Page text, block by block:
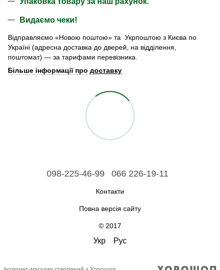
Видаємо чеки!
Відправляємо «Новою поштою» та Укрпоштою з Києва по
Україні (адресна доставка до дверей, на відділення,
поштомат) — за тарифами перевізника.
Більше інформації про доставку
098-225-46-99 066 226-19-11
Контакти
Повна версія сайту
© 2017
Укр Рус